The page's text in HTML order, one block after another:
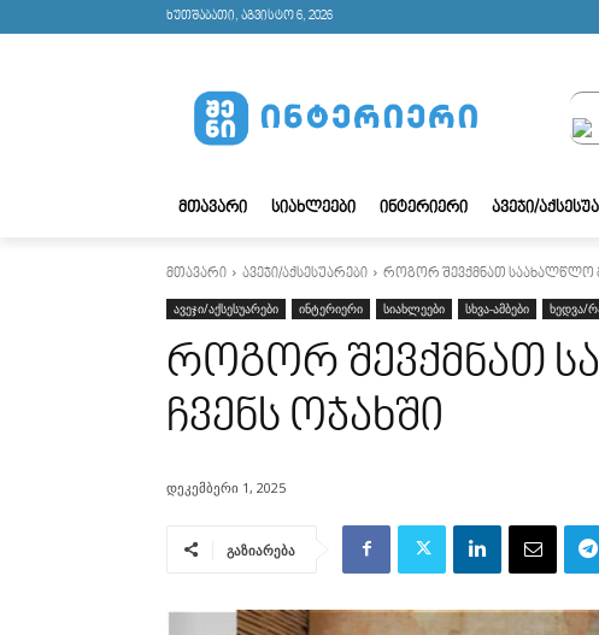
ხუთშაბათი, აგვისტო 6, 2026
ᲛᲗᲐᲕᲐᲠᲘ ᲡᲘᲐᲮᲚᲔᲔᲑᲘ ᲘᲜᲢᲔᲠᲘᲔᲠᲘ ᲐᲕᲔᲯᲘ/
მთავარი ავეჯი/აქსესუარები როგორ შევქმნათ საახალწლო
ავეჯი/აქსესუარები ინტერიერი სიახლეები სხვა-ამბები ხედვა/
როგორ შევქმნათ
ჩვენს ოჯახში
დეკემბერი 1, 2025
გაზიარება